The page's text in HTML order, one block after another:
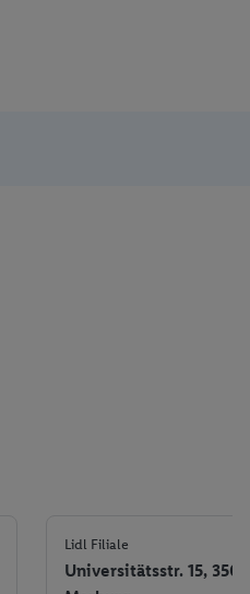
Lidl Filiale
Universitätsstr. 15,